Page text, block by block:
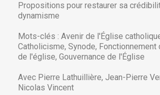
Propositions pour restaurer sa
dynamisme
Mots-clés : Avenir de l'Église
Catholicisme, Synode,
de l'église, Gouvernance de l'Église
Avec Pierre Lathuillière, Jean-Pierre
Nicolas Vincent